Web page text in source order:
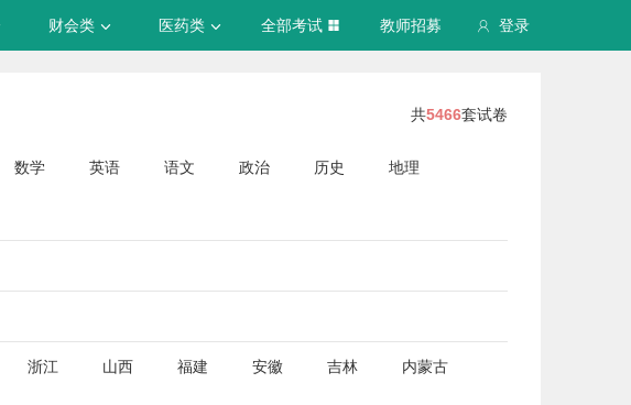
登录
财会类 医药类 全部考试 教师招募
共5466套试卷
数学 英语 语文 政治 历史 地理
浙江 山西 福建 安徽 吉林 内蒙古